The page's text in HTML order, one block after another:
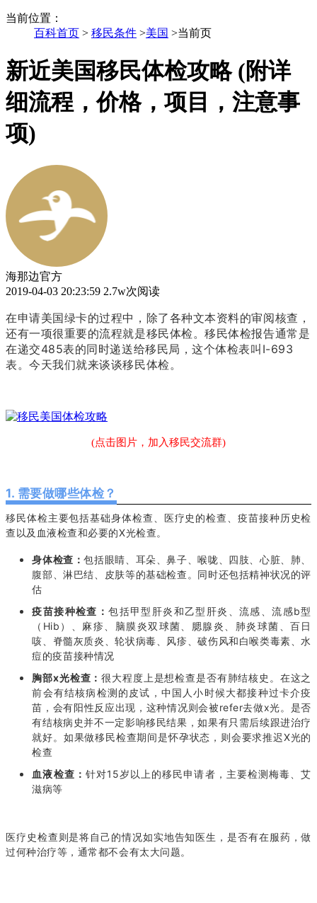
当前位置 ：
百科首页 > 移民条件 >美国 >当前页
新近美国移民体检攻略 (附详
细流程，价格，项目，注意事
项)
海那边官方
2019-04-03 20:23:59 2.7w次阅读
在申请美国绿卡的过程中，除了各种文本资料的审阅核查，
还有一项很重要的流程就是移民体检。移民体检报告通常是
在递交485表的同时递送给移民局，这个体检表叫I-693
表。今天我们就来谈谈移民体检。
(点击图片，加入移民交流群)
1. 需要做哪些体检？
移民体检主要包括基础身体检查、医疗史的检查、疫苗接种历史检
查以及血液检查和必要的X光检查。
身体检查：包括眼睛、耳朵、鼻子、喉咙、四肢、心脏、肺、
腹部、淋巴结、皮肤等的基础检查。同时还包括精神状况的评
估
疫苗接种检查：包括甲型肝炎和乙型肝炎、流感、流感b型
（Hib）、麻疹、脑膜炎双球菌、腮腺炎、肺炎球菌、百日
咳、脊髓灰质炎、轮状病毒、风疹、破伤风和白喉类毒素、水
痘的疫苗接种情况
胸部x光检查：很大程度上是想检查是否有肺结核史。在这之
前会有结核病检测的皮试，中国人小时候大都接种过卡介疫
苗，会有阳性反应出现，这种情况则会被refer去做x光。是否
有结核病史并不一定影响移民结果，如果有只需后续跟进治疗
就好。如果做移民检查期间是怀孕状态，则会要求推迟X光的
检查
血液检查： 针对15岁以上的移民申请者，主要检测梅毒、艾
滋病等
医疗史检查则是将自己的情况如实地告知医生，是否有在服药，做
过何种治疗等，通常都不会有太大问题。